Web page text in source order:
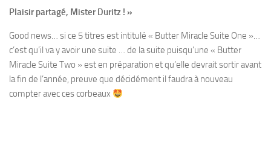
Plaisir partagé, Mister Duritz ! »
Good news… si ce 5 titres est intitulé « Butter Miracle Suite One »…
c’est qu’il va y avoir une suite … de la suite puisqu’une « Butter
Miracle Suite Two » est en préparation et qu’elle devrait sortir avant
la fin de l’année, preuve que décidément il faudra à nouveau
compter avec ces corbeaux